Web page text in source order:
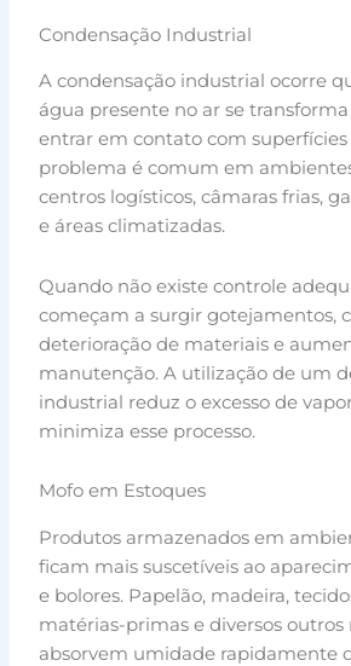
Condensação Industrial
A condensação industrial ocorre
água presente no ar se
entrar em contato com superfícies
problema é comum em
centros logísticos, câmaras frias,
e áreas climatizadas.
Quando não existe controle
começam a surgir gotejamentos,
deterioração de materiais e
manutenção. A utilização de um
industrial reduz o excesso de
minimiza esse processo.
Mofo em Estoques
Produtos armazenados em
ficam mais suscetíveis ao
e bolores. Papelão, madeira,
matérias-primas e diversos outros
absorvem umidade rapidamente